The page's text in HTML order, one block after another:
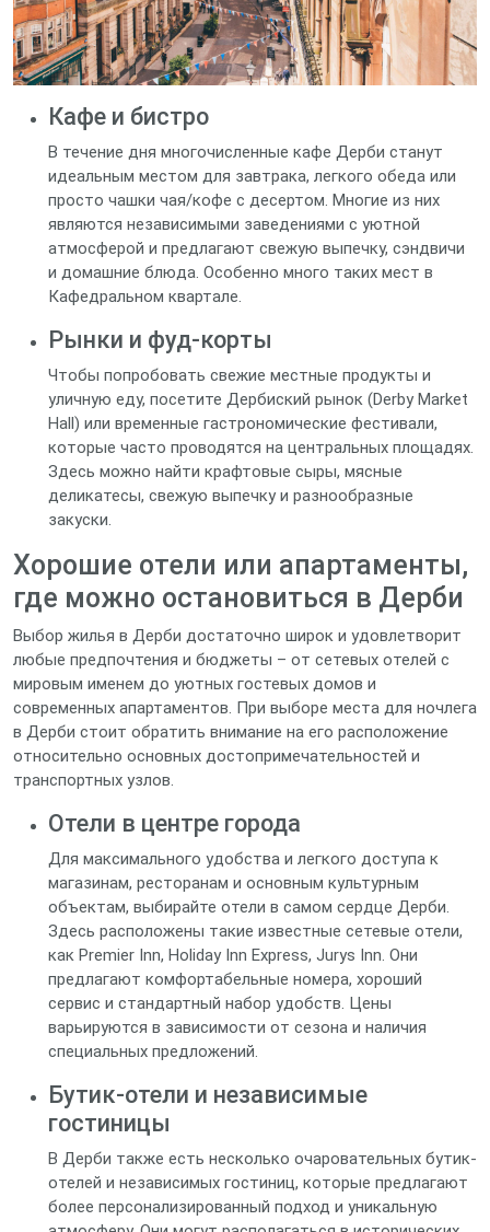
Кафе и бистро
В течение дня многочисленные кафе Дерби станут
идеальным местом для завтрака, легкого обеда или
просто чашки чая/кофе с десертом. Многие из них
являются независимыми заведениями с уютной
атмосферой и предлагают свежую выпечку, сэндвичи
и домашние блюда. Особенно много таких мест в
Кафедральном квартале.
Рынки и фуд-корты
Чтобы попробовать свежие местные продукты и
уличную еду, посетите Дербиский рынок (Derby Market
Hall) или временные гастрономические фестивали,
которые часто проводятся на центральных площадях.
Здесь можно найти крафтовые сыры, мясные
деликатесы, свежую выпечку и разнообразные
закуски.
Хорошие отели или апартаменты,
где можно остановиться в Дерби
Выбор жилья в Дерби достаточно широк и удовлетворит
любые предпочтения и бюджеты – от сетевых отелей с
мировым именем до уютных гостевых домов и
современных апартаментов. При выборе места для ночлега
в Дерби стоит обратить внимание на его расположение
относительно основных достопримечательностей и
транспортных узлов.
Отели в центре города
Для максимального удобства и легкого доступа к
магазинам, ресторанам и основным культурным
объектам, выбирайте отели в самом сердце Дерби.
Здесь расположены такие известные сетевые отели,
как Premier Inn, Holiday Inn Express, Jurys Inn. Они
предлагают комфортабельные номера, хороший
сервис и стандартный набор удобств. Цены
варьируются в зависимости от сезона и наличия
специальных предложений.
Бутик-отели и независимые
гостиницы
В Дерби также есть несколько очаровательных бутик-
отелей и независимых гостиниц, которые предлагают
более персонализированный подход и уникальную